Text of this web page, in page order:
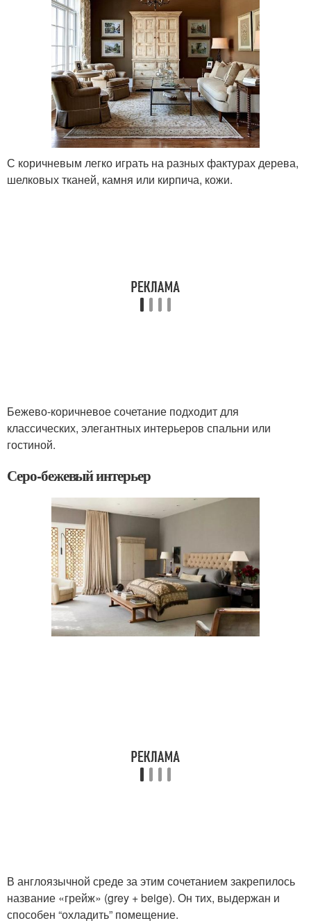
С коричневым легко играть на разных фактурах дерева,
шелковых тканей, камня или кирпича, кожи.
Бежево-коричневое сочетание подходит для
классических, элегантных интерьеров спальни или
гостиной.
Серо-бежевый интерьер
В англоязычной среде за этим сочетанием закрепилось
название «грейж» (grey + beige). Он тих, выдержан и
способен “охладить” помещение.